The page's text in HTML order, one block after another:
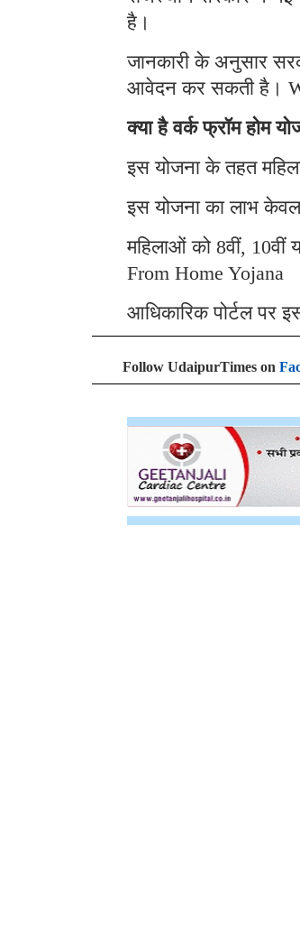
है।
जानकारी के अनुसार
आवेदन कर सकती है।
क्या है वर्क फ्रॉम होम
इस योजना के तहत
इस योजना का लाभ
महिलाओं को 8वीं, 10वीं
From Home Yojana
आधिकारिक पोर्टल पर
Follow UdaipurTimes on